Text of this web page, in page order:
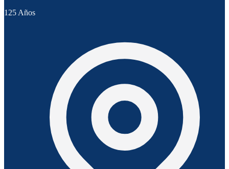
125 Años